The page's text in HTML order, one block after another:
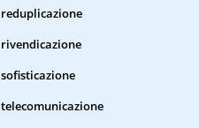
reduplicazione
rivendicazione
sofisticazione
telecomunicazione